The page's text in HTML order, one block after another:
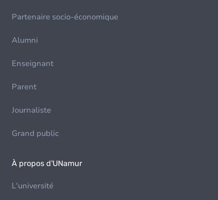
Partenaire socio-économique
Alumni
Enseignant
Parent
Journaliste
Grand public
À propos d'UNamur
L'université